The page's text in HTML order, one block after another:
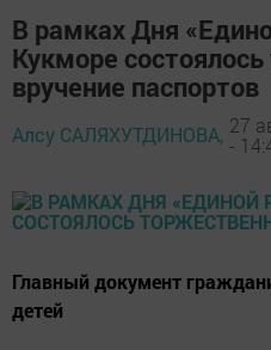
В рамках Дня
Кукморе
вручение паспортов
Алсу САЛЯХУТДИНОВА, 27
-
Главный документ
детей